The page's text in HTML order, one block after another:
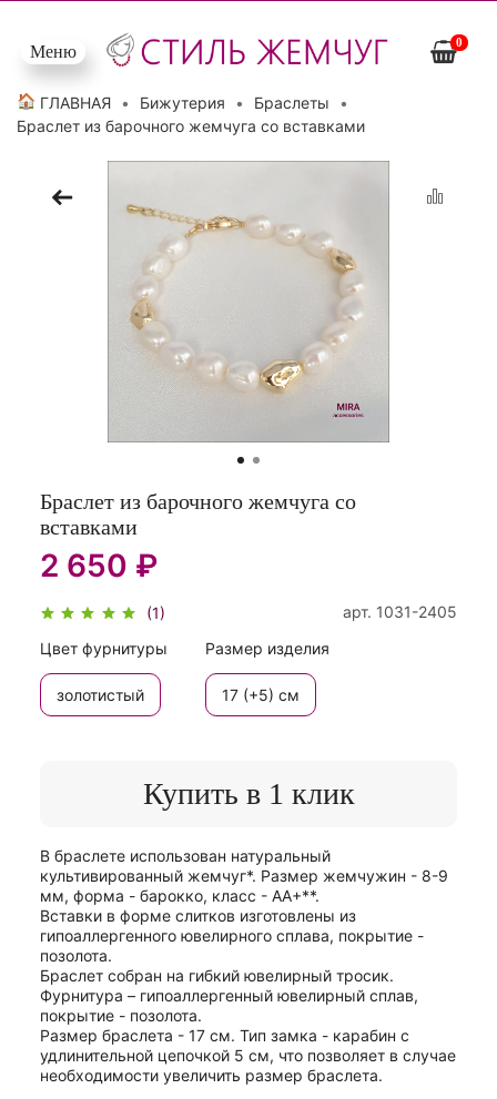
Открыть меню
Меню 0
🏠 ГЛАВНАЯ Бижутерия
Браслеты
Браслет из барочного жемчуга со вставками
(1) арт. 1031-2405
Браслет из барочного жемчуга со
вставками
2 650 ₽
Купить в 1 клик
Цвет фурнитуры
золотистый
Размер изделия
17 (+5) см
В браслете использован натуральный
культивированный жемчуг*. Размер жемчужин - 8-9
мм, форма - барокко, класс - АА+**.
Вставки в форме слитков изготовлены из
гипоаллергенного ювелирного сплава, покрытие -
позолота.
Браслет собран на гибкий ювелирный тросик.
Фурнитура – гипоаллергенный ювелирный сплав,
покрытие - позолота.
Размер браслета - 17 см. Тип замка - карабин с
удлинительной цепочкой 5 см, что позволяет в случае
необходимости увеличить размер браслета.